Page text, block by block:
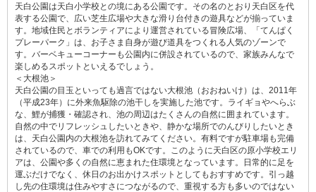
天白公園は天白小学校との境にある公園です。その名のとおり天白区を代
表する公園で、広い芝生広場や大きな滑り台付きの遊具などが揃っていま
す。地域住民とボランティアにより運営されている冒険広場、「てんぱく
プレーパーク」は、お子さま自身が遊び道具をつくれる人気のゾーンで
す。バーベキューコーナーも公園内に併設されているので、家族みんなで
楽しめるスポットといえるでしょう。
＜大根池＞
天白公園の目玉といっても過言ではない大根池（おおねいけ）は、2011年
（平成23年）に外来魚駆除の池干しを実施した池です。ライギョやへらぶ
な、鯉が捕獲・確認され、池の周辺はたくさんの自然に囲まれています。
自然の中でリフレッシュしたいときや、静かな場所でのんびりしたいとき
は、天白公園内の大根池を訪れてみてください。有料ですが駐車場も完備
されているので、車での利用もOKです。このように天白区の原小学校エリ
アは、公園や多くの自然に恵まれた住環境となっています。日常的に足を
運ぶだけでなく、休日のお出かけスポットとしてもおすすめです。引っ越
し先の住環境は住みやすさにつながるので、重視する方も多いのではない